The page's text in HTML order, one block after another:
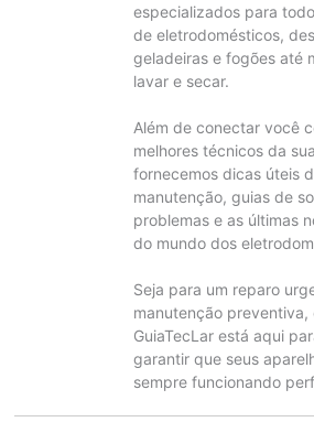
especializados para
de eletrodomésticos,
geladeiras e fogões até
lavar e secar.
Além de conectar você
melhores técnicos da
fornecemos dicas úteis
manutenção, guias de
problemas e as últimas
do mundo dos
Seja para um reparo
manutenção preventiva,
GuiaTecLar está aqui
garantir que seus
sempre funcionando